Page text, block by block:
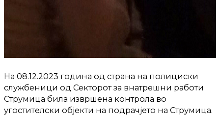
На 08.12.2023 година од страна на полициски
службеници од Секторот за внатрешни работи
Струмица била извршена контрола во
угостителски објекти на подрачјето на Струмица.